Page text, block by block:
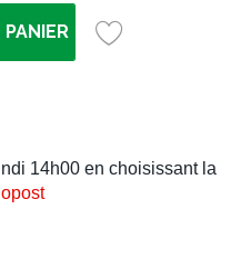
14h00 en choisissant la